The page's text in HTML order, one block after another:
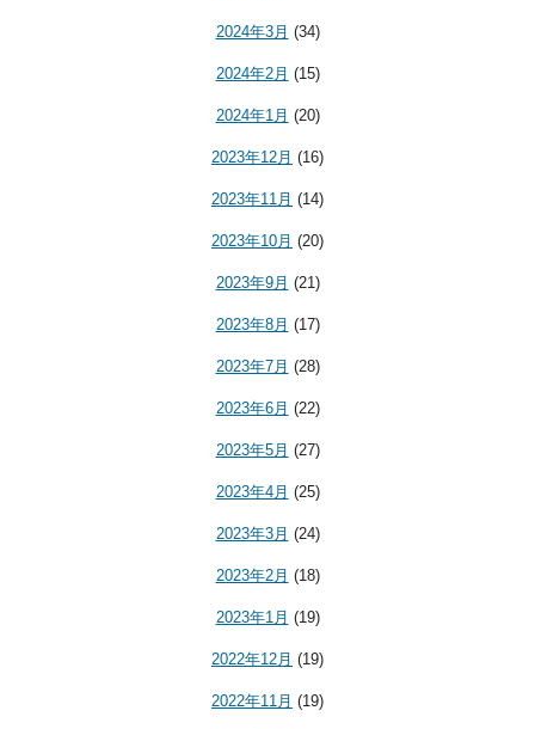
2024年3月 (34)
2024年2月 (15)
2024年1月 (20)
2023年12月 (16)
2023年11月 (14)
2023年10月 (20)
2023年9月 (21)
2023年8月 (17)
2023年7月 (28)
2023年6月 (22)
2023年5月 (27)
2023年4月 (25)
2023年3月 (24)
2023年2月 (18)
2023年1月 (19)
2022年12月 (19)
2022年11月 (19)